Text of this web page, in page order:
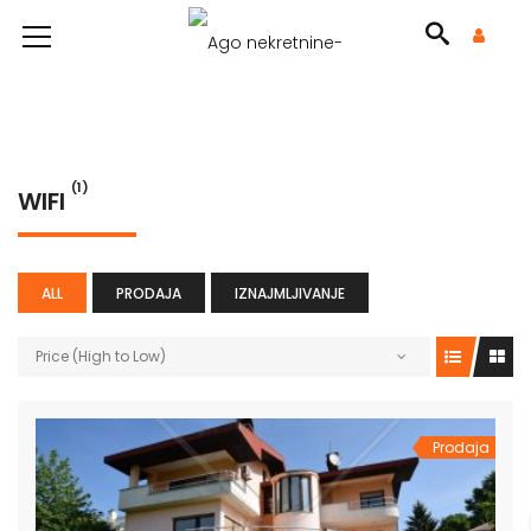
WIFI (1)
ALL PRODAJA IZNAJMLJIVANJE
Price (High to Low)
Prodaja